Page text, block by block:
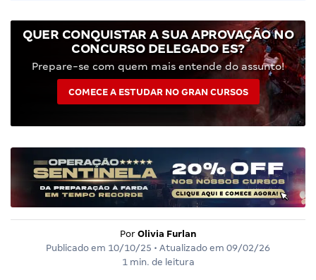
QUER CONQUISTAR A SUA APROVAÇÃO NO
CONCURSO DELEGADO ES?
Prepare-se com quem mais entende do assunto!
COMECE A ESTUDAR NO GRAN CURSOS
Por Olivia Furlan
Publicado em 10/10/25 • Atualizado em 09/02/26
1 min. de leitura